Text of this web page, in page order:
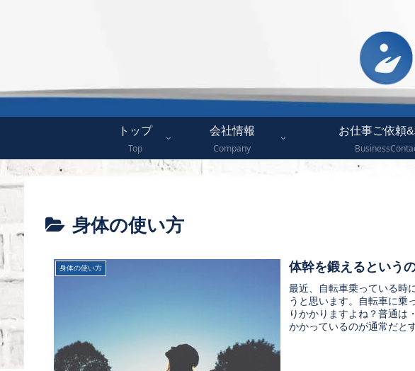
トップ
Top
会社情報
Company
お仕事ご依頼
身体の使い方
身体の使い方 体幹を鍛えるという
最近、自転車乗っている時
うと思います。自転車に乗
りかかりますよね？普通は
かかっているのが通常だと